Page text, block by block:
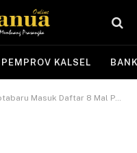
PEMPROV KALSEL
Masuk Daftar 8 Mal Pelayaan Publik Baru yang Diresmikan Menteri PANRB